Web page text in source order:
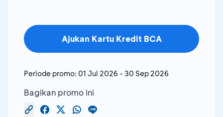
Ajukan Kartu Kredit BCA
Periode promo: 01 Jul 2026 - 30 Sep 2026
Bagikan promo ini